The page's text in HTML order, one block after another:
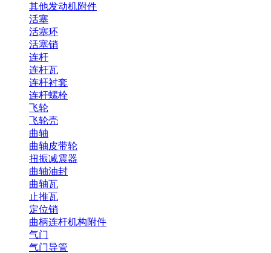
其他发动机附件
活塞
活塞环
活塞销
连杆
连杆瓦
连杆衬套
连杆螺栓
飞轮
飞轮壳
曲轴
曲轴皮带轮
扭振减震器
曲轴油封
曲轴瓦
止推瓦
定位销
曲柄连杆机构附件
气门
气门导管